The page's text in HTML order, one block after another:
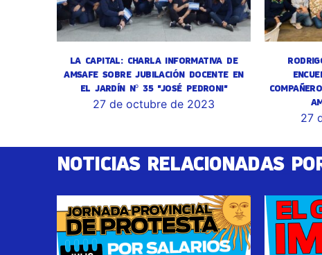
LA CAPITAL: CHARLA INFORMATIVA DE
AMSAFE SOBRE JUBILACIÓN DOCENTE EN
EL JARDÍN Nº 35 "JOSÉ PEDRONI"
27 de octubre de 2023
27
NOTICIAS RELACIONADAS